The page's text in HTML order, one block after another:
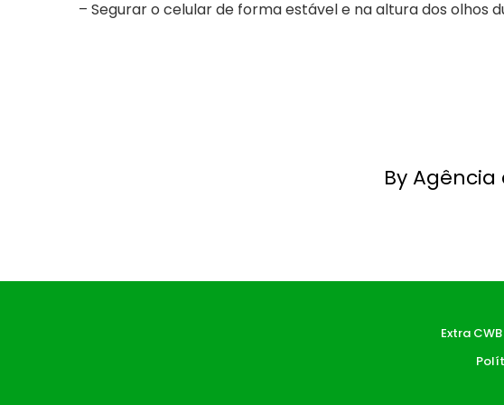
– Segurar o celular de forma estável e na altura dos olhos
By
Extra